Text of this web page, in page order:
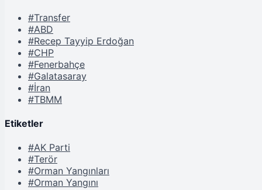
#Transfer
#ABD
#Recep Tayyip Erdoğan
#CHP
#Fenerbahçe
#Galatasaray
#İran
#TBMM
Etiketler
#AK Parti
#Terör
#Orman Yangınları
#Orman Yangını